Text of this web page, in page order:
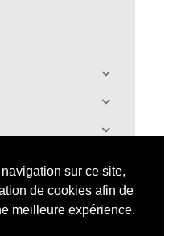
sur ce site,
de cookies afin de
meilleure expérience.